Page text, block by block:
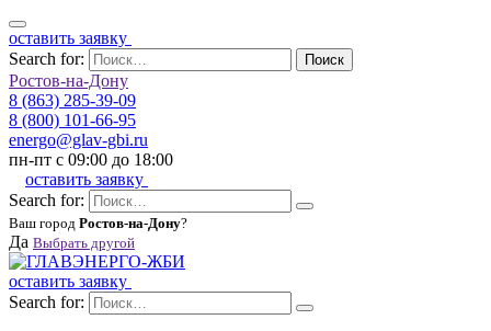
оставить заявку
Search for:
Поиск
Ростов-на-Дону
8 (863) 285-39-09
8 (800) 101-66-95
energo@glav-gbi.ru
пн-пт с 09:00 до 18:00
оставить заявку
Search for:
Ваш город Ростов-на-Дону?
Да Выбрать другой
оставить заявку
Search for: